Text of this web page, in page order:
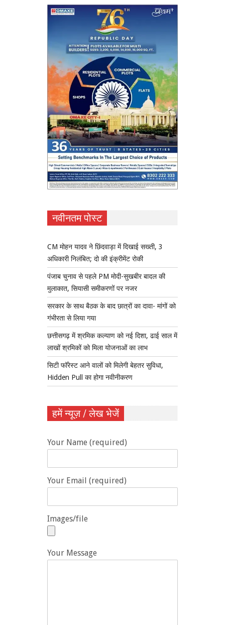
नवीनतम पोस्ट
CM मोहन यादव ने छिंदवाड़ा में दिखाई सख्ती, 3
अधिकारी निलंबित; दो की इंक्रीमेंट रोकी
पंजाब चुनाव से पहले PM मोदी-सुखबीर बादल की
मुलाकात, सियासी समीकरणों पर नजर
सरकार के साथ बैठक के बाद छात्रों का दावा- मांगों को
गंभीरता से लिया गया
छत्तीसगढ़ में श्रमिक कल्याण को नई दिशा, ढाई साल में
लाखों श्रमिकों को मिला योजनाओं का लाभ
सिटी फॉरेस्ट आने वालों को मिलेगी बेहतर सुविधा,
Hidden Pull का होगा नवीनीकरण
हमें न्यूज़ / लेख भेजें
Your Name (required)
Your Email (required)
Images/file
Your Message